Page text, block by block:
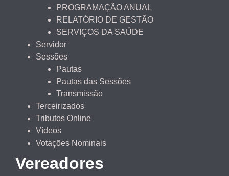
PROGRAMAÇÃO ANUAL
RELATÓRIO DE GESTÃO
SERVIÇOS DA SAÚDE
Servidor
Sessões
Pautas
Pautas das Sessões
Transmissão
Terceirizados
Tributos Online
Vídeos
Votações Nominais
Vereadores